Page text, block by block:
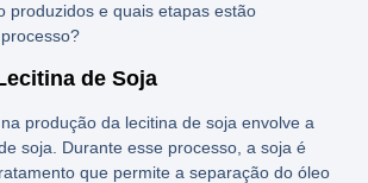
produzidos e quais etapas estão
de Soja
produção da lecitina de soja envolve a
soja. Durante esse processo, a soja é
que permite a separação do óleo